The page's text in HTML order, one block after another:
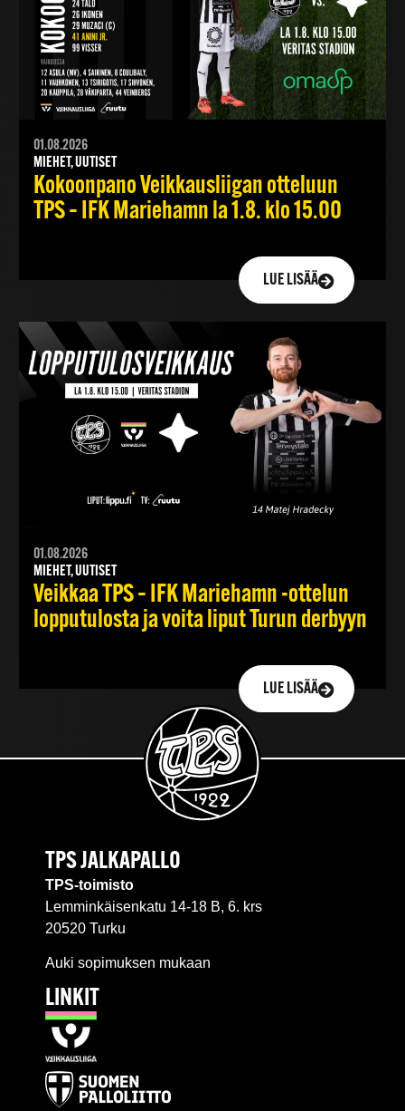
01.08.2026
MIEHET, UUTISET
Kokoonpano Veikkausliigan otteluun
TPS – IFK Mariehamn la 1.8. klo 15.00
LUE LISÄÄ
01.08.2026
MIEHET, UUTISET
Veikkaa TPS – IFK Mariehamn -ottelun
lopputulosta ja voita liput Turun derbyyn
LUE LISÄÄ
TPS JALKAPALLO
TPS-toimisto
Lemminkäisenkatu 14-18 B, 6. krs
20520 Turku
Auki sopimuksen mukaan
LINKIT